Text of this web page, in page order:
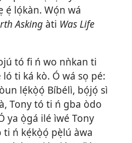
ẹ́ lọ́kàn. Wọ́n wá
Asking àti Was Life
tó fi ń wo nǹkan ti
ti ká kò. Ó wá sọ pé:
lẹ́kọ̀ọ́ Bíbélì, bọ́jọ́ sì
Tony tó ti ń gba òdo
ya ọ̀gá ilé ìwé Tony
ń kẹ́kọ̀ọ́ pẹ̀lú àwa